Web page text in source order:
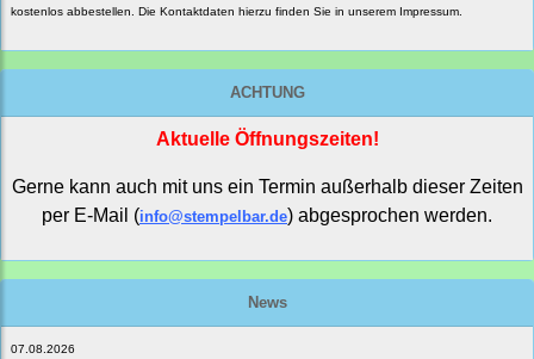
kostenlos abbestellen. Die Kontaktdaten hierzu finden Sie in unserem Impressum.
ACHTUNG
Aktuelle Öffnungszeiten!
Gerne kann auch mit uns ein Termin außerhalb dieser Zeiten
per E-Mail (info@stempelbar.de) abgesprochen werden.
News
07.08.2026